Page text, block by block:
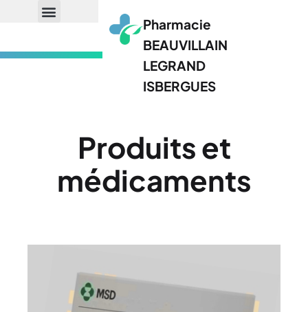
Pharmacie
BEAUVILLAIN
LEGRAND
ISBERGUES
Produits et
médicaments